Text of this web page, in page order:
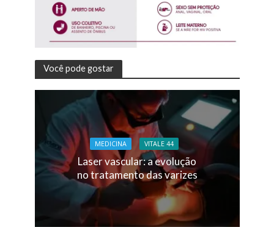
Você pode gostar
MEDICINA VITALE 44
Laser vascular: a evolução
no tratamento das varizes